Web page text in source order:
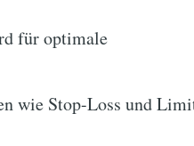
für optimale
wie Stop-Loss und